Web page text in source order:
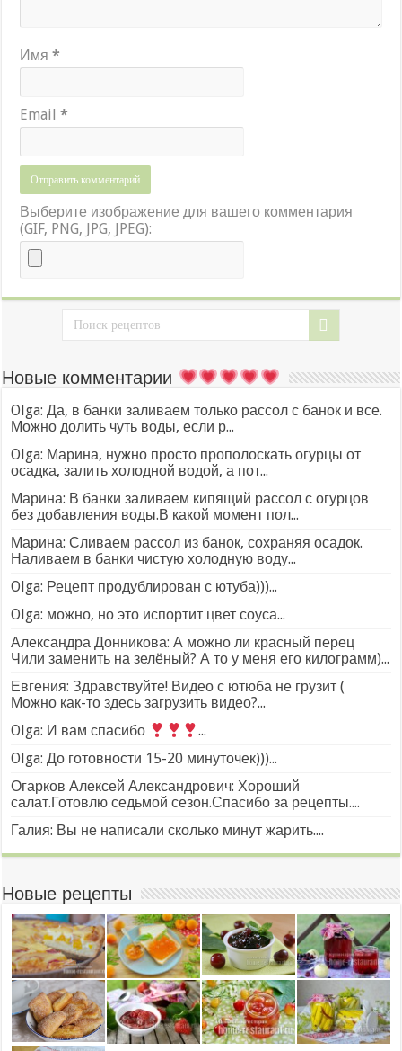
Имя*
Email*
Выберите изображение для вашего комментария
(GIF, PNG, JPG, JPEG):
Новые комментарии
Olga: Да, в банки заливаем только рассол с банок и все.
Можно долить чуть воды, если р...
Olga: Марина, нужно просто прополоскать огурцы от
осадка, залить холодной водой, а пот...
Марина: В банки заливаем кипящий рассол с огурцов
без добавления воды.В какой момент пол...
Марина: Сливаем рассол из банок, сохраняя осадок.
Наливаем в банки чистую холодную воду...
Olga: Рецепт продублирован с ютуба)))...
Olga: можно, но это испортит цвет соуса...
Александра Донникова: А можно ли красный перец
Чили заменить на зелёный? А то у меня его килограмм)...
Евгения: Здравствуйте! Видео с ютюба не грузит (
Можно как-то здесь загрузить видео?...
Olga: И вам спасибо
...
Olga: До готовности 15-20 минуточек)))...
Огарков Алексей Александрович: Хороший
салат.Готовлю седьмой сезон.Спасибо за рецепты....
Галия: Вы не написали сколько минут жарить....
Новые рецепты